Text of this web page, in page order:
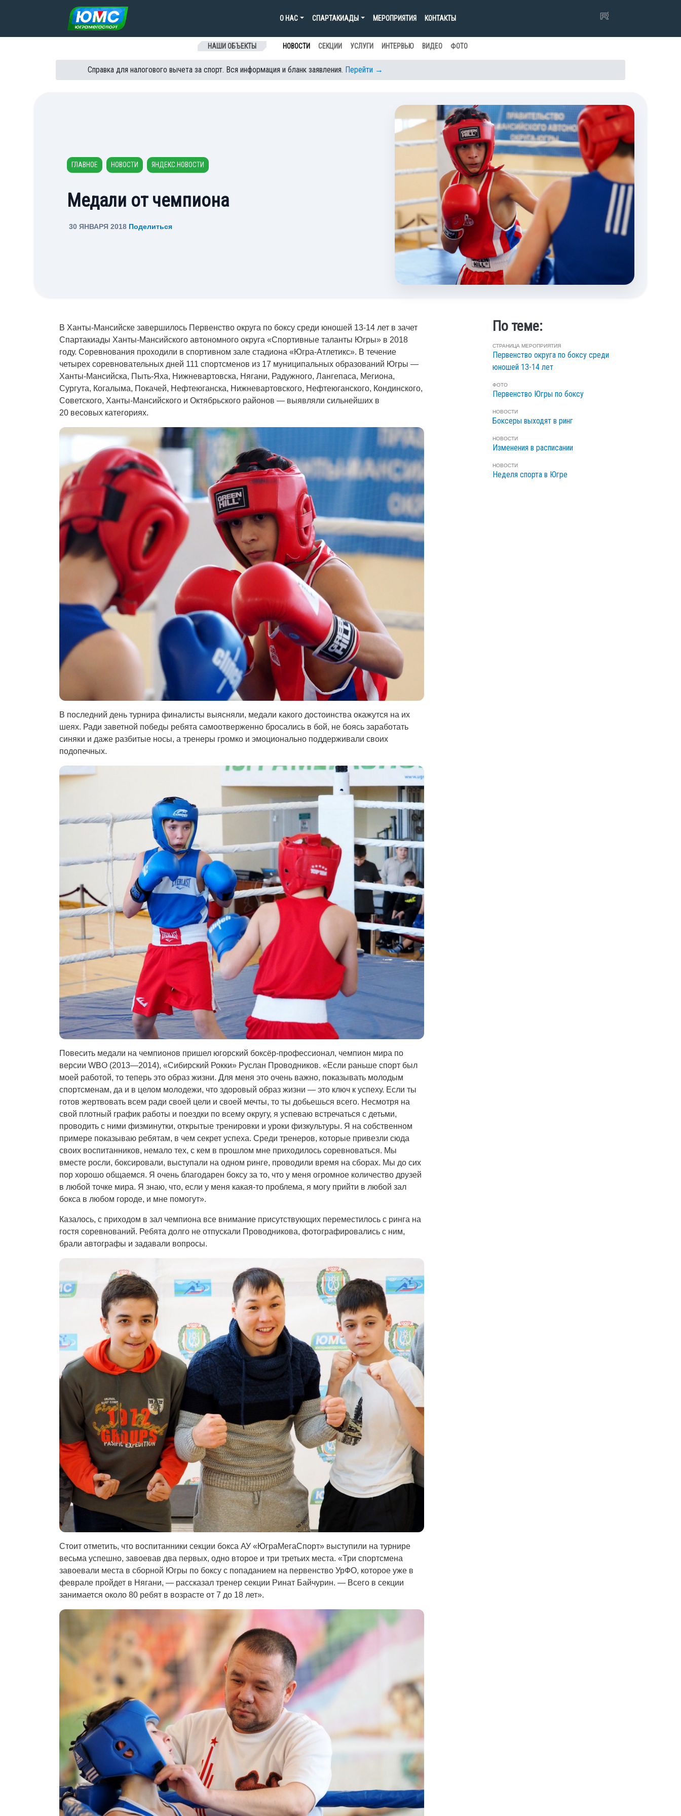
Перейти к содержанию
О НАС СПАРТАКИАДЫ МЕРОПРИЯТИЯ КОНТАКТЫ
НАШИ ОБЪЕКТЫ НОВОСТИ СЕКЦИИ УСЛУГИ ИНТЕРВЬЮ ВИДЕО ФОТО
Справка для налогового вычета за спорт. Вся информация и бланк заявления. Перейти →
ГЛАВНОЕ НОВОСТИ ЯНДЕКС.НОВОСТИ
Медали от чемпиона
30 ЯНВАРЯ 2018 Поделиться
В Ханты-Мансийске завершилось Первенство округа по боксу среди юношей 13-14 лет в зачет
Спартакиады Ханты-Мансийского автономного округа «Спортивные таланты Югры» в 2018
году. Соревнования проходили в спортивном зале стадиона «Югра-Атлетикс». В течение
четырех соревновательных дней 111 спортсменов из 17 муниципальных образований Югры —
Ханты-Мансийска, Пыть-Яха, Нижневартовска, Нягани, Радужного, Лангепаса, Мегиона,
Сургута, Когалыма, Покачей, Нефтеюганска, Нижневартовского, Нефтеюганского, Кондинского,
Советского, Ханты-Мансийского и Октябрьского районов — выявляли сильнейших в
20 весовых категориях.
В последний день турнира финалисты выясняли, медали какого достоинства окажутся на их
шеях. Ради заветной победы ребята самоотверженно бросались в бой, не боясь заработать
синяки и даже разбитые носы, а тренеры громко и эмоционально поддерживали своих
подопечных.
Повесить медали на чемпионов пришел югорский боксёр-профессионал, чемпион мира по
версии WBO (2013—2014), «Сибирский Рокки» Руслан Проводников. «Если раньше спорт был
моей работой, то теперь это образ жизни. Для меня это очень важно, показывать молодым
спортсменам, да и в целом молодежи, что здоровый образ жизни — это ключ к успеху. Если ты
готов жертвовать всем ради своей цели и своей мечты, то ты добьешься всего. Несмотря на
свой плотный график работы и поездки по всему округу, я успеваю встречаться с детьми,
проводить с ними физминутки, открытые тренировки и уроки физкультуры. Я на собственном
примере показываю ребятам, в чем секрет успеха. Среди тренеров, которые привезли сюда
своих воспитанников, немало тех, с кем в прошлом мне приходилось соревноваться. Мы
вместе росли, боксировали, выступали на одном ринге, проводили время на сборах. Мы до сих
пор хорошо общаемся. Я очень благодарен боксу за то, что у меня огромное количество друзей
в любой точке мира. Я знаю, что, если у меня какая-то проблема, я могу прийти в любой зал
бокса в любом городе, и мне помогут».
Казалось, с приходом в зал чемпиона все внимание присутствующих переместилось с ринга на
гостя соревнований. Ребята долго не отпускали Проводникова, фотографировались с ним,
брали автографы и задавали вопросы.
Стоит отметить, что воспитанники секции бокса АУ «ЮграМегаСпорт» выступили на турнире
весьма успешно, завоевав два первых, одно второе и три третьих места. «Три спортсмена
завоевали места в сборной Югры по боксу с попаданием на первенство УрФО, которое уже в
феврале пройдет в Нягани, — рассказал тренер секции Ринат Байчурин. — Всего в секции
занимается около 80 ребят в возрасте от 7 до 18 лет».
По теме:
СТРАНИЦА МЕРОПРИЯТИЯ
Первенство округа по боксу среди
юношей 13-14 лет
ФОТО
Первенство Югры по боксу
НОВОСТИ
Боксеры выходят в ринг
НОВОСТИ
Изменения в расписании
НОВОСТИ
Неделя спорта в Югре